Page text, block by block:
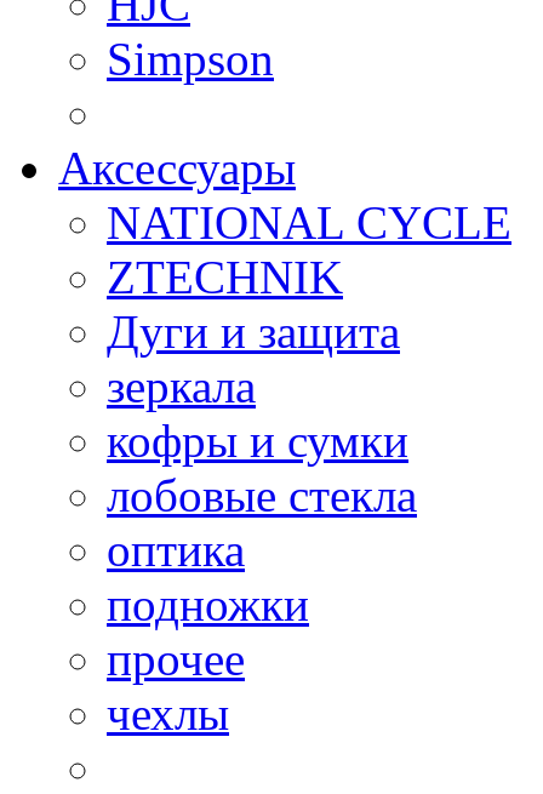
Simpson
Аксессуары
NATIONAL CYCLE
ZTECHNIK
Дуги и защита
зеркала
кофры и сумки
лобовые стекла
оптика
подножки
прочее
чехлы